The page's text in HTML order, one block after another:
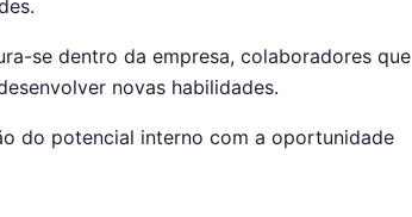
se dentro da empresa, colaboradores que
novas habilidades.
do potencial interno com a oportunidade